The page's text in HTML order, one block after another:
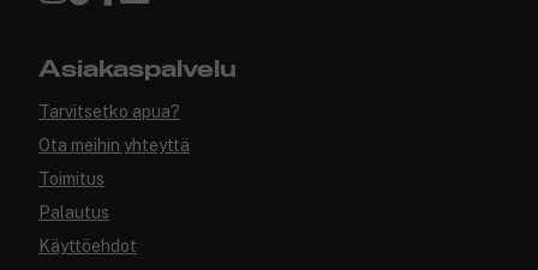
Asiakaspalvelu
Tarvitsetko apua?
Ota meihin yhteyttä
Toimitus
Palautus
Käyttöehdot